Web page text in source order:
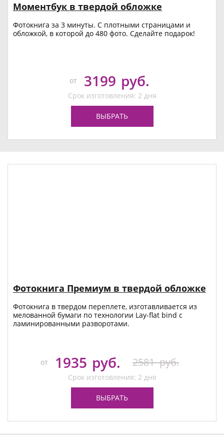
Моментбук в твердой обложке
Фотокнига за 3 минуты. С плотными страницами и
обложкой, в которой до 480 фото. Сделайте подарок!
от 3199 руб.
Срок изготовления: 2 дня
ВЫБРАТЬ
Фотокнига Премиум в твердой обложке
Фотокнига в твердом переплете, изготавливается из
мелованной бумаги по технологии Lay-flat bind с
ламинированными разворотами.
от 1935 руб. 2581 руб.
Срок изготовления: 2 дня
ВЫБРАТЬ